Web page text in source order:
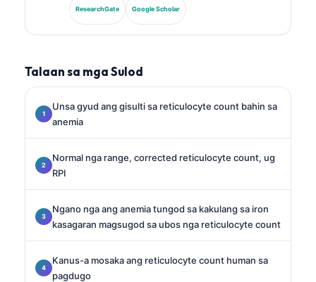
Presidente sa German Society for Clinical Chemistry,
siya nag-espesyalisar sa diagnostic panel analysis,
ResearchGate Google Scholar
Talaan sa mga Sulod
Unsa gyud ang gisulti sa reticulocyte count bahin sa
anemia
Normal nga range, corrected reticulocyte count, ug
RPI
Ngano nga ang anemia tungod sa kakulang sa iron
kasagaran magsugod sa ubos nga reticulocyte count
Kanus-a mosaka ang reticulocyte count human sa
pagdugo